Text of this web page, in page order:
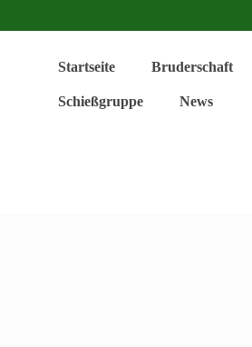
Startseite Bruderschaft
Schießgruppe News